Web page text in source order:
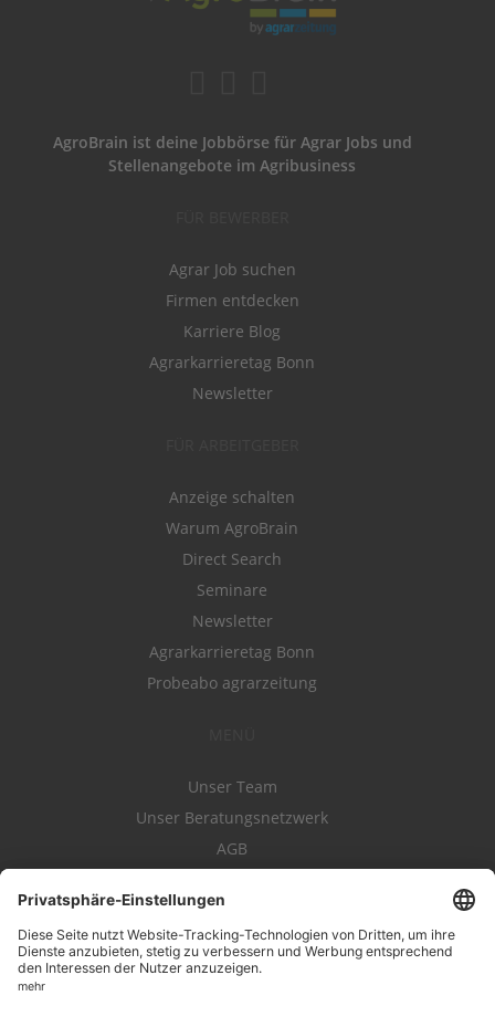
AgroBrain ist deine Jobbörse für Agrar Jobs und
Stellenangebote im Agribusiness
Agrar Job suchen
Firmen entdecken
Karriere Blog
Agrarkarrieretag Bonn
Newsletter
Anzeige schalten
Warum AgroBrain
Direct Search
Seminare
Newsletter
Agrarkarrieretag Bonn
Probeabo agrarzeitung
Unser Team
Unser Beratungsnetzwerk
AGB
Datenschutz
Impressum
Kontakt